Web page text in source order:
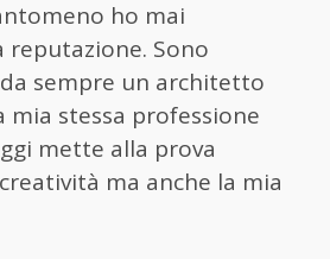
ho mai
reputazione. Sono
sempre un architetto
mia stessa professione
mette alla prova
ma anche la mia